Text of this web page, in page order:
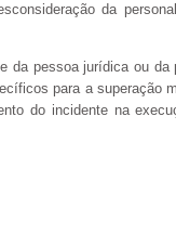
da
da pessoa jurídica ou da
para a superação
do incidente na